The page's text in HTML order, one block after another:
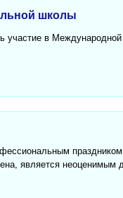
школы
участие в
является неоценимым